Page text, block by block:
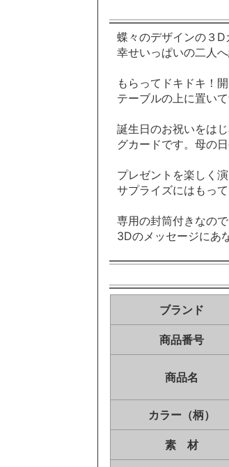
蝶々のデザインの３D
幸せいっぱいの二人
もらってドキドキ！
テーブルの上に置い
誕生日のお祝いをは
グカードです。母の
プレゼントを楽しく
サプライズにはもっ
専用の封筒付きなの
3Dのメッセージにあ
ブランド
商品番号
商品名
カラー（柄）
素 材